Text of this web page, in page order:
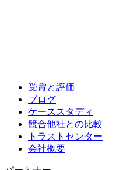
受賞と評価
ブログ
ケーススタディ
競合他社との比較
トラストセンター
会社概要